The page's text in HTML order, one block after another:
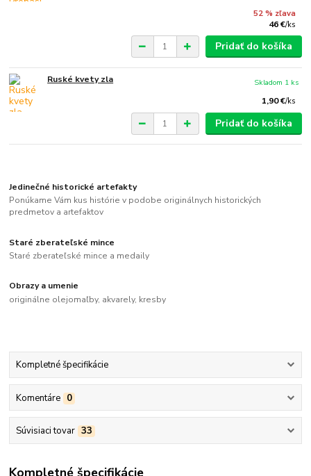
52 % zľava
46 €/ks
Pridať do košíka
Ruské kvety zla
1,90 €/ks
Skladom 1 ks
Pridať do košíka
Jedinečné historické artefakty
Ponúkame Vám kus histórie v podobe originálnych historických
predmetov a artefaktov
Staré zberateľské mince
Staré zberateľské mince a medaily
Obrazy a umenie
originálne olejomaľby, akvarely, kresby
Kompletné špecifikácie
Komentáre 0
Súvisiaci tovar 33